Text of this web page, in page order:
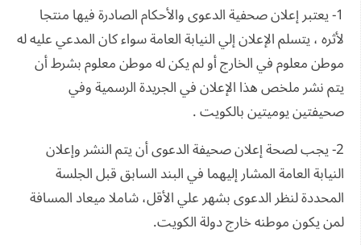
1- يعتبر إعلان صحفية الدعوى والأحكام الصادرة فيها منتجا
لأثره ، يتسلم الإعلان إلي النيابة العامة سواء كان المدعي عليه له
موطن معلوم في الخارج أو لم يكن له موطن معلوم بشرط أن
يتم نشر ملخص هذا الإعلان في الجريدة الرسمية وفي
صحيفتين يوميتين بالكويت .
2- يجب لصحة إعلان صحيفة الدعوى أن يتم النشر وإعلان
النيابة العامة المشار إليهما في البند السابق قبل الجلسة
المحددة لنظر الدعوى بشهر علي الأقل، شاملا ميعاد المسافة
لمن يكون موطنه خارج دولة الكويت.